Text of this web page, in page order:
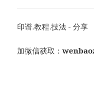
印谱.教程.技法 - 分享
加微信获取：